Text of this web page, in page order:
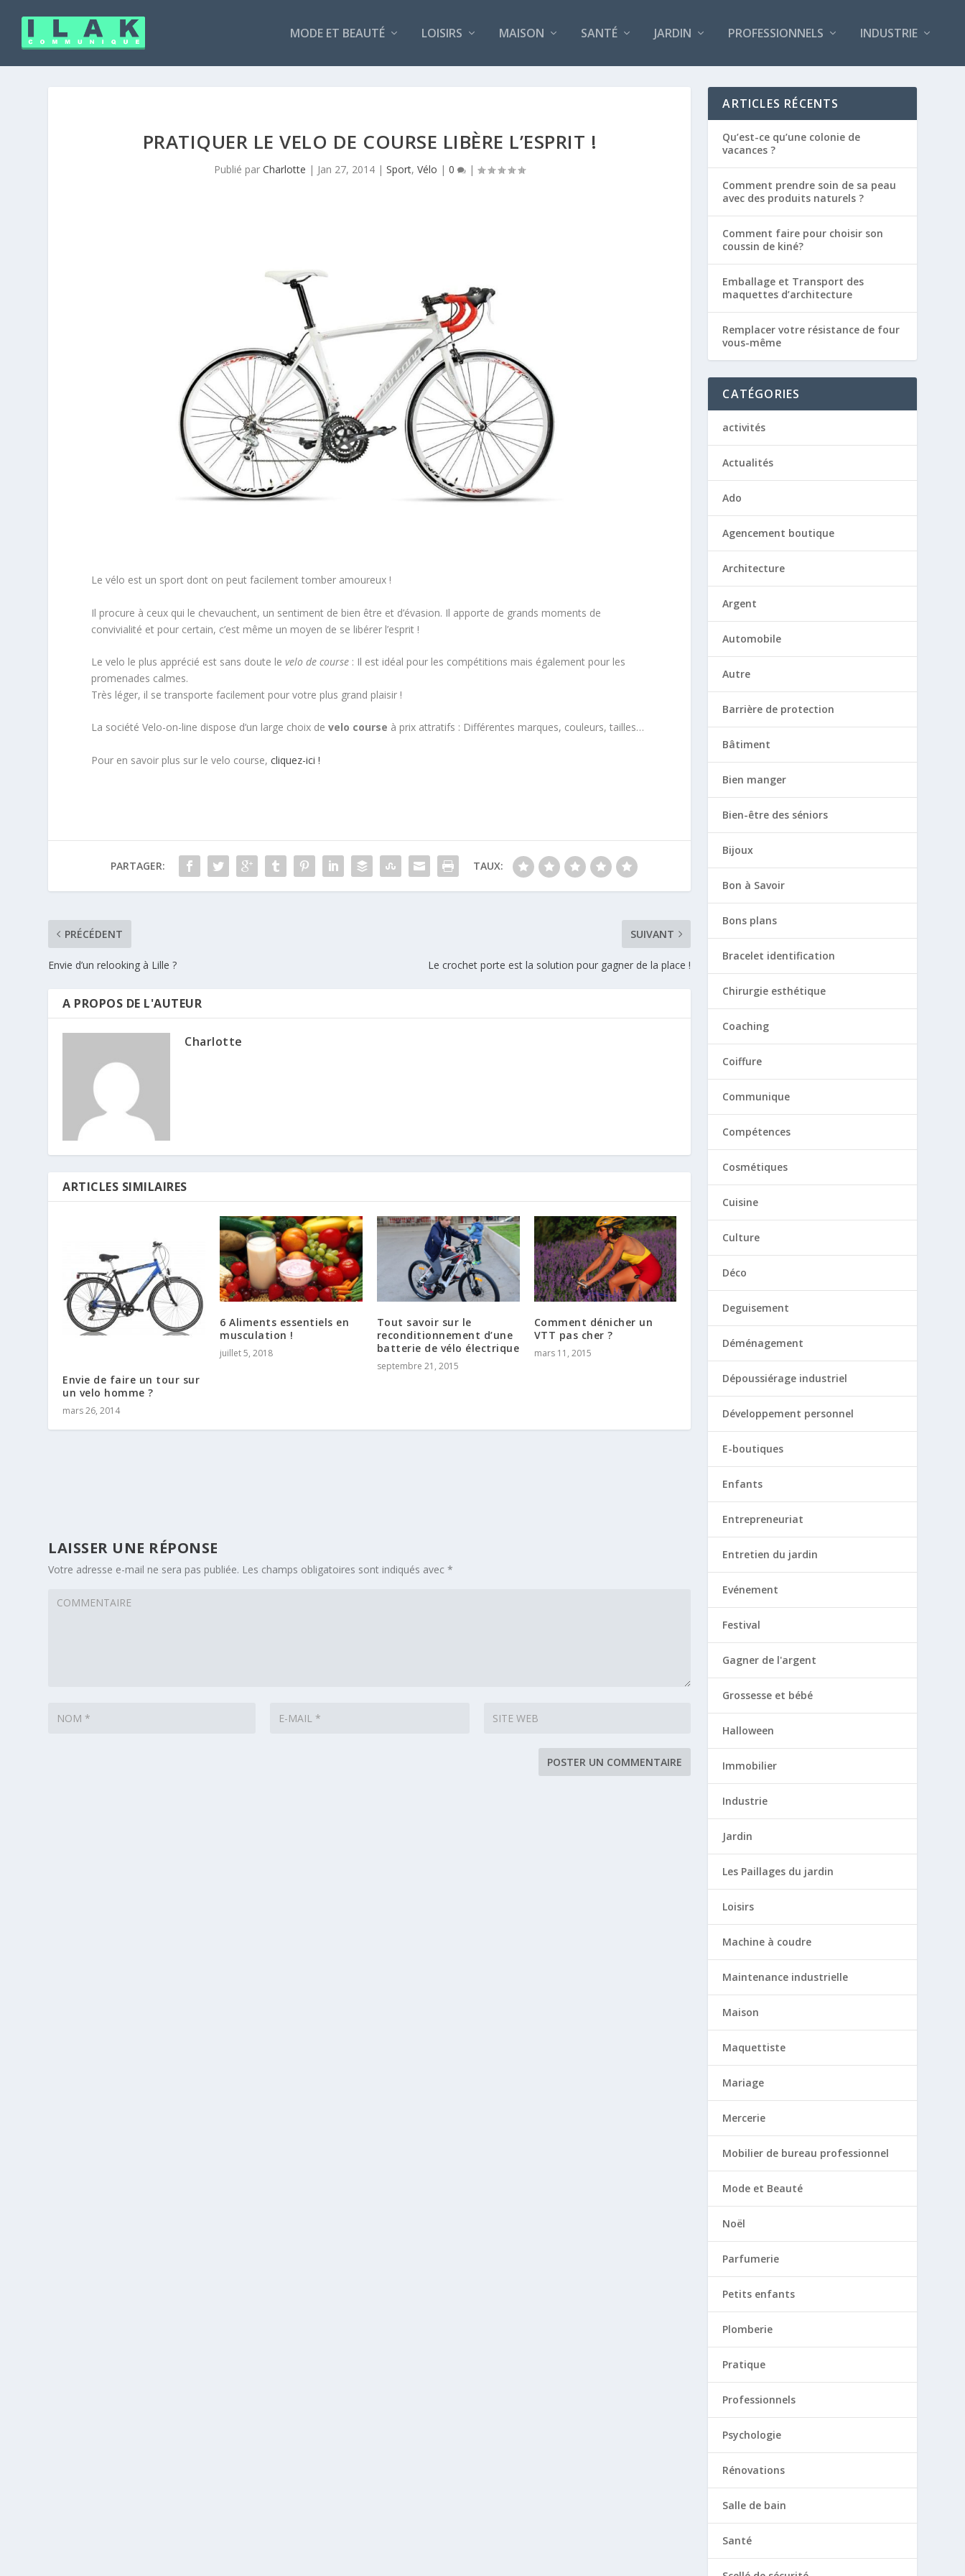
MODE ET BEAUTÉ LOISIRS MAISON SANTÉ JARDIN PROFESSIONNELS INDUSTRIE
PRATIQUER LE VELO DE COURSE LIBÈRE L’ESPRIT !
Publié parCharlotte | Jan 27, 2014 |Sport,Vélo |0 |
Le vélo est un sport dont on peut facilement tomber amoureux !
Il procure à ceux qui le chevauchent, un sentiment de bien être et d’évasion. Il apporte de grands moments de
convivialité et pour certain, c’est même un moyen de se libérer l’esprit !
Le velo le plus apprécié est sans doute levelo de course : Il est idéal pour les compétitions mais également pour les
promenades calmes.
Très léger, il se transporte facilement pour votre plus grand plaisir !
La société Velo-on-line dispose d’un large choix develo course à prix attratifs : Différentes marques, couleurs, tailles…
Pour en savoir plus sur le velo course,cliquez-ici !
PARTAGER: TAUX:
PRÉCÉDENT
Envie d’un relooking à Lille ?
SUIVANT
Le crochet porte est la solution pour gagner de la place !
A PROPOS DE L'AUTEUR
Charlotte
ARTICLES SIMILAIRES
Envie de faire un tour sur
un velo homme ?
mars 26, 2014
6 Aliments essentiels en
musculation !
juillet 5, 2018
Tout savoir sur le
reconditionnement d’une
batterie de vélo électrique
septembre 21, 2015
Comment dénicher un
VTT pas cher ?
mars 11, 2015
LAISSER UNE RÉPONSE
Votre adresse e-mail ne sera pas publiée. Les champs obligatoires sont indiqués avec*
ARTICLES RÉCENTS
Qu’est-ce qu’une colonie de
vacances ?
Comment prendre soin de sa peau
avec des produits naturels ?
Comment faire pour choisir son
coussin de kiné?
Emballage et Transport des
maquettes d’architecture
Remplacer votre résistance de four
vous-même
CATÉGORIES
activités
Actualités
Ado
Agencement boutique
Architecture
Argent
Automobile
Autre
Barrière de protection
Bâtiment
Bien manger
Bien-être des séniors
Bijoux
Bon à Savoir
Bons plans
Bracelet identification
Chirurgie esthétique
Coaching
Coiffure
Communique
Compétences
Cosmétiques
Cuisine
Culture
Déco
Deguisement
Déménagement
Dépoussiérage industriel
Développement personnel
E-boutiques
Enfants
Entrepreneuriat
Entretien du jardin
Evénement
Festival
Gagner de l'argent
Grossesse et bébé
Halloween
Immobilier
Industrie
Jardin
Les Paillages du jardin
Loisirs
Machine à coudre
Maintenance industrielle
Maison
Maquettiste
Mariage
Mercerie
Mobilier de bureau professionnel
Mode et Beauté
Noël
Parfumerie
Petits enfants
Plomberie
Pratique
Professionnels
Psychologie
Rénovations
Salle de bain
Santé